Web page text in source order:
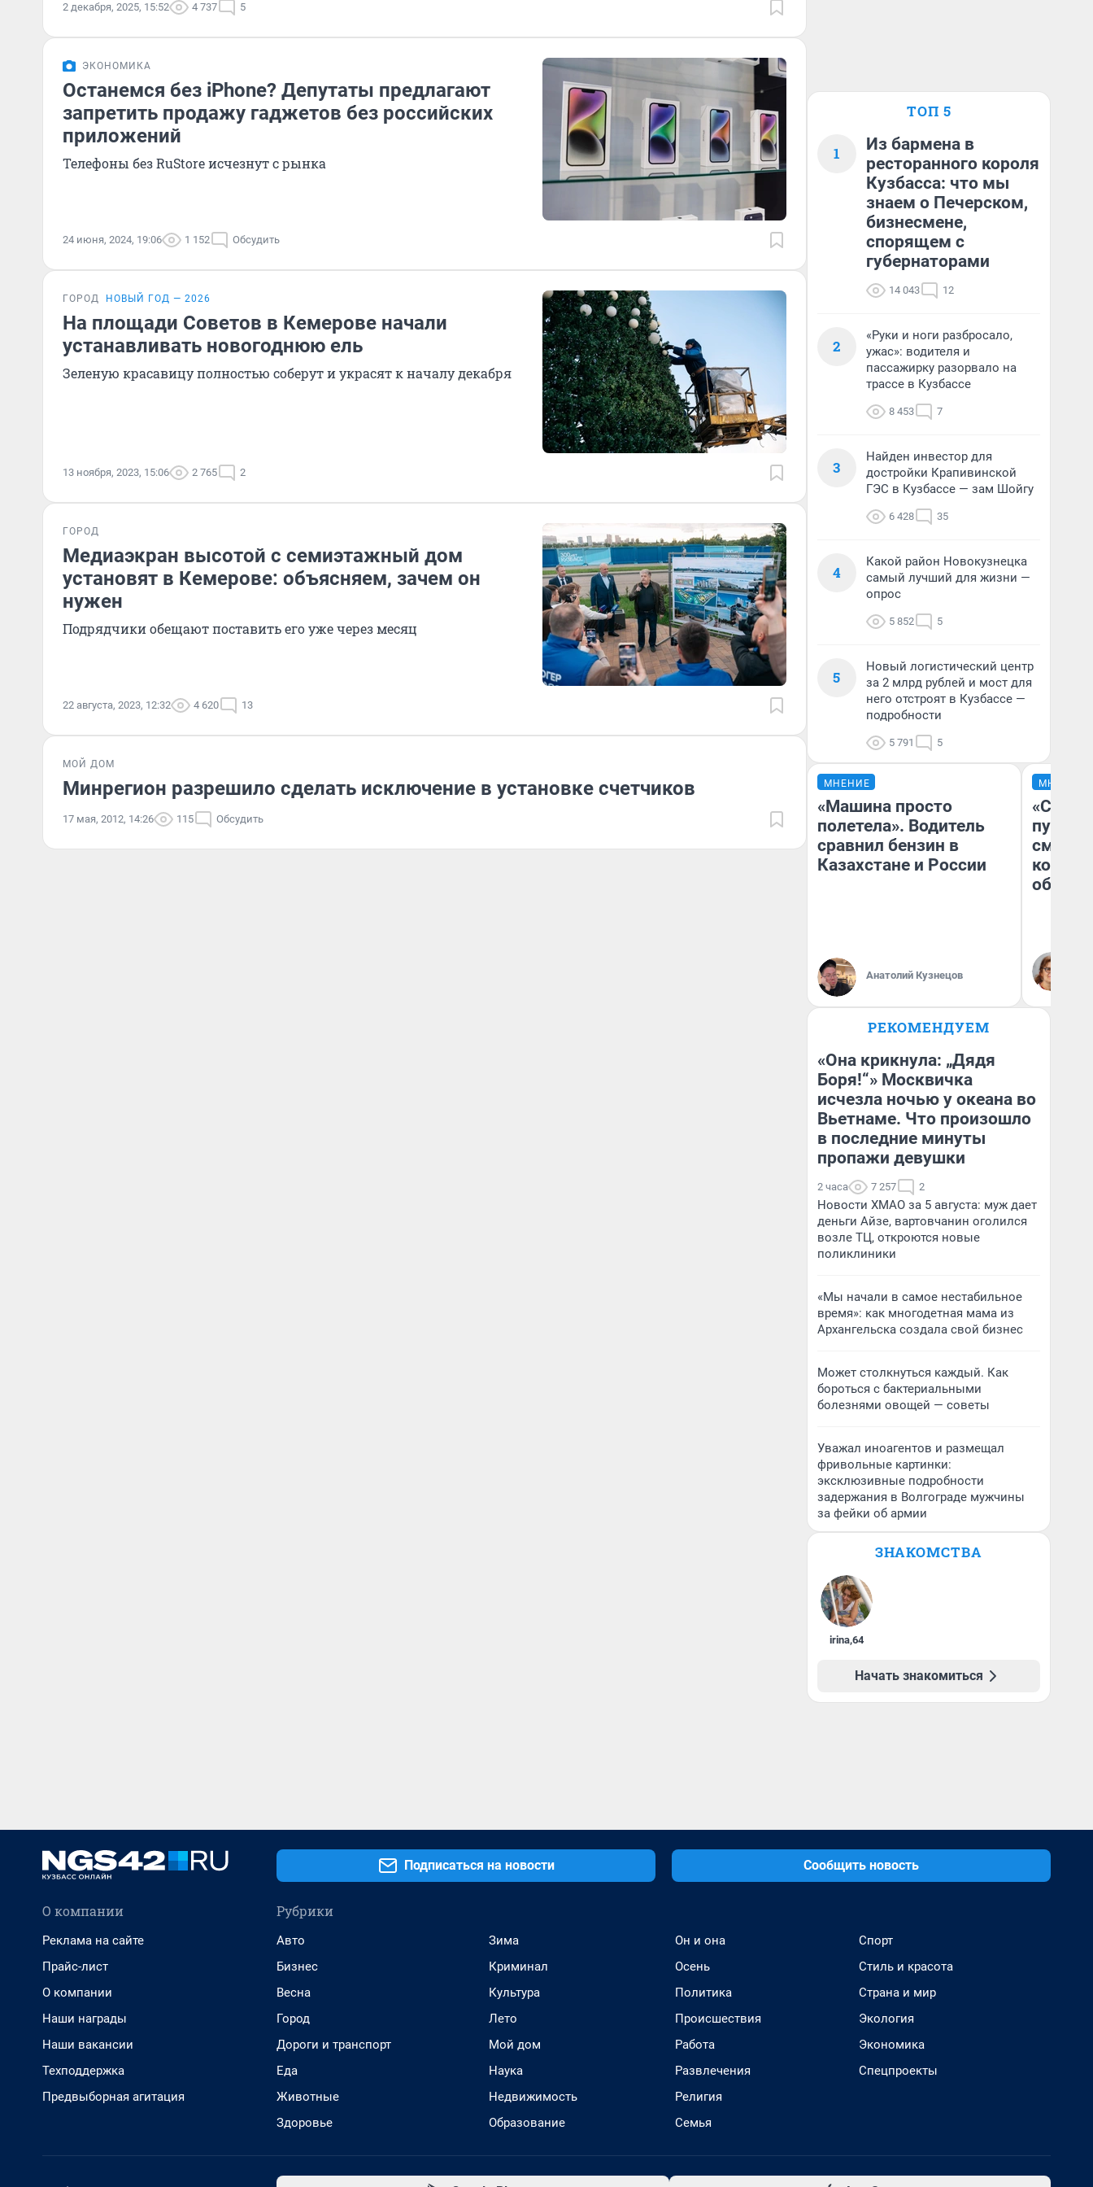
2 декабря, 2025, 15:52 4 737 5
ЭКОНОМИКА
Останемся без iPhone? Депутаты предлагают
запретить продажу гаджетов без российских
приложений
Телефоны без RuStore исчезнут с рынка
24 июня, 2024, 19:06 1 152 Обсудить
ГОРОД НОВЫЙ ГОД — 2026
На площади Советов в Кемерове начали
устанавливать новогоднюю ель
Зеленую красавицу полностью соберут и украсят к началу декабря
13 ноября, 2023, 15:06 2 765 2
ГОРОД
Медиаэкран высотой с семиэтажный дом
установят в Кемерове: объясняем, зачем он
нужен
Подрядчики обещают поставить его уже через месяц
22 августа, 2023, 12:32 4 620 13
МОЙ ДОМ
Минрегион разрешило сделать исключение в установке счетчиков
17 мая, 2012, 14:26 115 Обсудить
ТОП 5
1
Из бармена в
ресторанного короля
Кузбасса: что мы
знаем о Печерском,
бизнесмене,
спорящем с
губернаторами
14 043 12
2
«Руки и ноги разбросало,
ужас»: водителя и
пассажирку разорвало на
трассе в Кузбассе
8 453 7
3
Найден инвестор для
достройки Крапивинской
ГЭС в Кузбассе — зам Шойгу
6 428 35
4
Какой район Новокузнецка
самый лучший для жизни —
опрос
5 852 5
5
Новый логистический центр
за 2 млрд рублей и мост для
него отстроят в Кузбассе —
подробности
5 791 5
МНЕНИЕ
«Машина просто
полетела». Водитель
сравнил бензин в
Казахстане и России
Анатолий Кузнецов
МНЕНИЕ
РЕКОМЕНДУЕМ
«Она крикнула: „Дядя
Боря!“» Москвичка
исчезла ночью у океана во
Вьетнаме. Что произошло
в последние минуты
пропажи девушки
2 часа 7 257 2
Новости ХМАО за 5 августа: муж дает
деньги Айзе, вартовчанин оголился
возле ТЦ, откроются новые
поликлиники
«Мы начали в самое нестабильное
время»: как многодетная мама из
Архангельска создала свой бизнес
Может столкнуться каждый. Как
бороться с бактериальными
болезнями овощей — советы
Уважал иноагентов и размещал
фривольные картинки:
эксклюзивные подробности
задержания в Волгограде мужчины
за фейки об армии
ЗНАКОМСТВА
irina,64
Начать знакомиться
Подписаться на новости Сообщить новость
О компании
Реклама на сайте
Прайс-лист
О компании
Наши награды
Наши вакансии
Техподдержка
Предвыборная агитация
Рубрики
Авто
Бизнес
Весна
Город
Дороги и транспорт
Еда
Животные
Здоровье
Зима
Криминал
Культура
Лето
Мой дом
Наука
Недвижимость
Образование
Он и она
Осень
Политика
Происшествия
Работа
Развлечения
Религия
Семья
Спорт
Стиль и красота
Страна и мир
Экология
Экономика
Спецпроекты